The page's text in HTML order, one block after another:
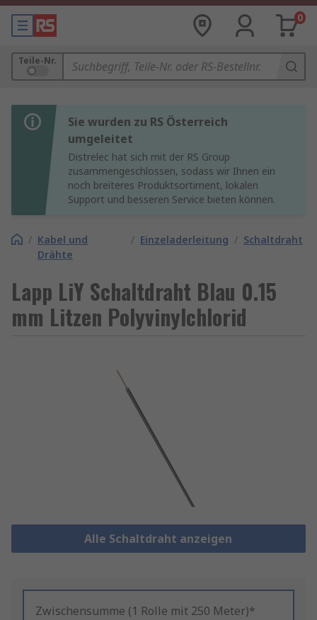
0
Teile-Nr.
Sie wurden zu RS Österreich
umgeleitet
Distrelec hat sich mit der RS Group
zusammengeschlossen, sodass wir Ihnen ein
noch breiteres Produktsortiment, lokalen
Support und besseren Service bieten können.
/ Kabel und
Drähte
/ Einzeladerleitung / Schaltdraht
Lapp LiY Schaltdraht Blau 0.15
mm Litzen Polyvinylchlorid
Alle Schaltdraht anzeigen
Zwischensumme (1 Rolle mit 250 Meter)*